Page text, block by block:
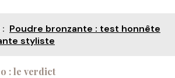
Poudre bronzante : test honnête
styliste
: le verdict